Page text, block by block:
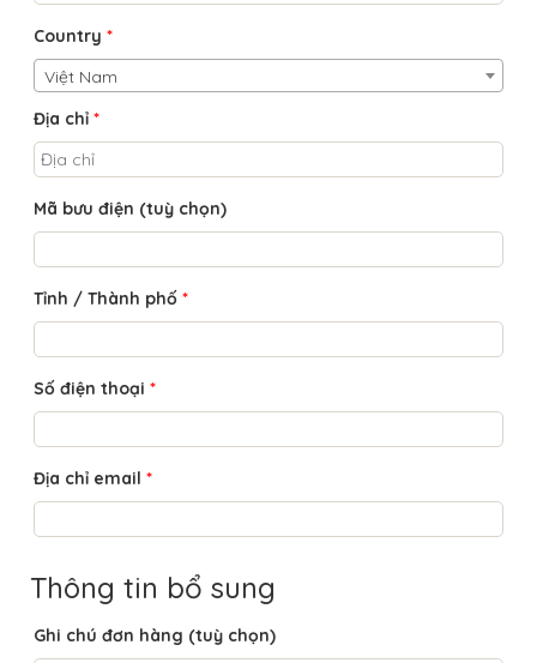
Country *
Việt Nam
Địa chỉ *
Mã bưu điện (tuỳ chọn)
Tỉnh / Thành phố *
Số điện thoại *
Địa chỉ email *
Thông tin bổ sung
Ghi chú đơn hàng (tuỳ chọn)